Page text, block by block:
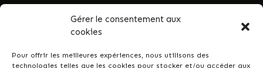
Gérer le consentement aux
cookies
Pour offrir les meilleures expériences, nous utilisons des
technologies telles que les cookies pour stocker et/ou accéder aux
• Politique de confidentialité
• Mentions légales
• Termes et conditions
• Guenrouët.fr